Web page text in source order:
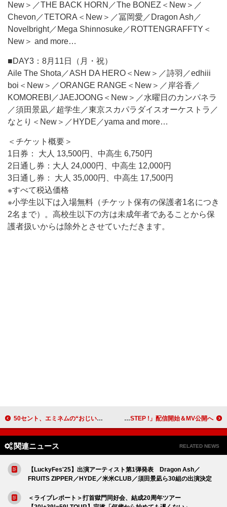
New＞／THE BACK HORN／The BONEZ＜New＞／
Chevon／TETORA＜New＞／冨岡愛／Dragon Ash／
Novelbright／Mega Shinnosuke／ROTTENGRAFFTY＜
New＞ and more…
■DAY3：8月11日（月・祝）
Aile The Shota／ASH DA HERO＜New＞／詩羽／edhiii
boi＜New＞／ORANGE RANGE＜New＞／岸谷香／
KOMOREBI／JAEJOONG＜New＞／水曜日のカンパネラ
／須田景凪／超学生／東京スカパラダイスオーケストラ／
なとり＜New＞／HYDE／yama and more…
＜チケット概要＞
1日券： 大人 13,500円、中高生 6,750円
2日通し券：大人 24,000円、中高生 12,000円
3日通し券： 大人 35,000円、中高生 17,500円
※すべて税込価格
※小学生以下は入場無料（チケット保有の保護者1名につき
2名まで）。高校生以下の方は未成年者であることから保
護者扱いからは除外とさせていただきます。
50セント、エミネムの“おじいちゃんデビュー”を祝福「これは最高だ」 Awesome City Club、10作品連続リリース第1弾「STEP !」配信開始＆MV公開へ
関連ニュース RELATED NEWS
【LuckyFes'25】出演アーティスト第1弾発表 Dragon Ash／
FRUITS ZIPPER／HYDE／米米CLUB／須田景凪ら30組の出演決定
＜ライブレポート＞打首獄門同好会、結成20周年ツアー